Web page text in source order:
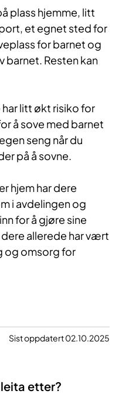
plass hjemme, litt
et egnet sted for
for barnet og
barnet. Resten kan
litt økt risiko for
å sove med barnet
seng når du
på å sovne.
hjem har dere
i avdelingen og
for å gjøre sine
allerede har vært
og omsorg for
Sist oppdatert 02.10.2025
etter?